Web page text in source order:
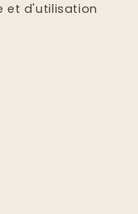
et d'utilisation